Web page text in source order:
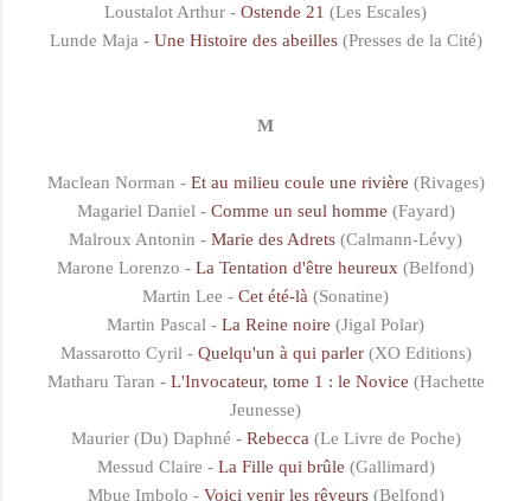
Loustalot Arthur - Ostende 21 (Les Escales)
Lunde Maja - Une Histoire des abeilles(Presses de la Cité)
M
Maclean Norman - Et au milieu coule une rivière (Rivages)
Magariel Daniel - Comme un seul homme (Fayard)
Malroux Antonin - Marie des Adrets (Calmann-Lévy)
Marone Lorenzo - La Tentation d'être heureux (Belfond)
Martin Lee - Cet été-là (Sonatine)
Martin Pascal - La Reine noire (Jigal Polar)
Massarotto Cyril - Quelqu'un à qui parler(XO Editions)
Matharu Taran - L'Invocateur, tome 1 : le Novice (Hachette
Jeunesse)
Maurier (Du) Daphné - Rebecca (Le Livre de Poche)
Messud Claire - La Fille qui brûle (Gallimard)
Mbue Imbolo - Voici venir les rêveurs(Belfond)